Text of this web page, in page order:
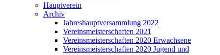
Hauptverein
Archiv
Jahreshauptversammlung 2022
Vereinsmeisterschaften 2021
Vereinsmeisterschaften 2020 Erwachsene
Vereinsmeisterschaften 2020 Jugend und